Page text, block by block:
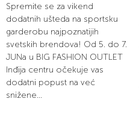
Spremite se za vikend
dodatnih ušteda na sportsku
garderobu najpoznatijih
svetskih brendova! Od 5. do 7.
JUNa u BIG FASHION OUTLET
Inđija centru očekuje vas
dodatni popust na već
snižene...